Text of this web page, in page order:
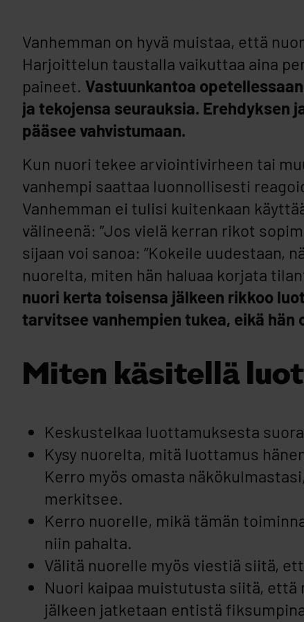
Vanhemman on hyvä muistaa, että
Harjoittelun taustalla vaikuttaa aina
paineet. Vastuunkantoa
ja tekojensa seurauksia. Erehdyksen
pääsee vahvistumaan.
Kun nuori tekee arviointivirheen tai
vanhempi saattaa luonnollisesti
Vanhemman ei tulisi kuitenkaan
välineenä: ”Jos vielä kerran rikot
sijaan voi sanoa: ”Kokeile uudestaan,
nuorelta, miten hän haluaa korjata
nuori kerta toisensa jälkeen rikkoo
tarvitsee vanhempien tukea, eikä
Miten käsitellä
Keskustelkaa luottamuksesta
Kysy nuorelta, mitä luottamus
Kerro myös omasta
merkitsee.
Kerro nuorelle, mikä tämän
niin pahalta.
Välitä nuorelle myös viestiä siitä,
Nuori kaipaa muistutusta siitä, että
jälkeen jatketaan entistä